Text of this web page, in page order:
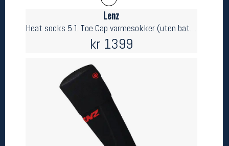
Lenz
Heat socks 5.1 Toe Cap varmesokker (uten batterier)
kr 1399
Ledige stillinger
Følg oss på